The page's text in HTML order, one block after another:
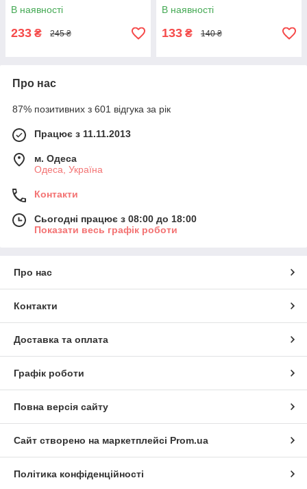
В наявності
233 ₴ 245 ₴
В наявності
133 ₴ 140 ₴
Про нас
87% позитивних з 601 відгука за рік
Працює з 11.11.2013
м. Одеса
Одеса, Україна
Контакти
Сьогодні працює з 08:00 до 18:00
Показати весь графік роботи
Про нас
Контакти
Доставка та оплата
Графік роботи
Повна версія сайту
Сайт створено на маркетплейсі Prom.ua
Політика конфіденційності